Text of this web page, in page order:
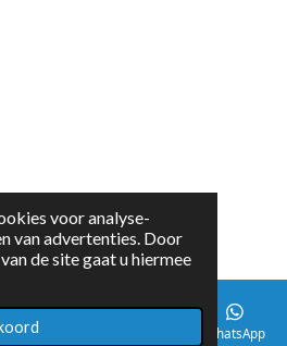
voor analyse-
van advertenties. Door
de site gaat u hiermee
WhatsApp